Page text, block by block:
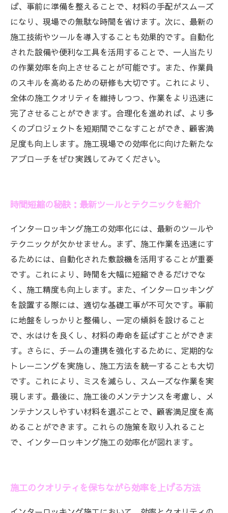
ば、事前に準備を整えることで、材料の手配がスムーズ
になり、現場での無駄な時間を省けます。次に、最新の
施工技術やツールを導入することも効果的です。自動化
された設備や便利な工具を活用することで、一人当たり
の作業効率を向上させることが可能です。また、作業員
のスキルを高めるための研修も大切です。これにより、
全体の施工クオリティを維持しつつ、作業をより迅速に
完了させることができます。合理化を進めれば、より多
くのプロジェクトを短期間でこなすことができ、顧客満
足度も向上します。施工現場での効率化に向けた新たな
アプローチをぜひ実践してみてください。
時間短縮の秘訣：最新ツールとテクニックを紹介
インターロッキング施工の効率化には、最新のツールや
テクニックが欠かせません。まず、施工作業を迅速にす
るためには、自動化された敷設機を活用することが重要
です。これにより、時間を大幅に短縮できるだけでな
く、施工精度も向上します。また、インターロッキング
を設置する際には、適切な基礎工事が不可欠です。事前
に地盤をしっかりと整備し、一定の傾斜を設けること
で、水はけを良くし、材料の寿命を延ばすことができま
す。さらに、チームの連携を強化するために、定期的な
トレーニングを実施し、施工方法を統一することも大切
です。これにより、ミスを減らし、スムーズな作業を実
現します。最後に、施工後のメンテナンスを考慮し、メ
ンテナンスしやすい材料を選ぶことで、顧客満足度を高
めることができます。これらの施策を取り入れること
で、インターロッキング施工の効率化が図れます。
施工のクオリティを保ちながら効率を上げる方法